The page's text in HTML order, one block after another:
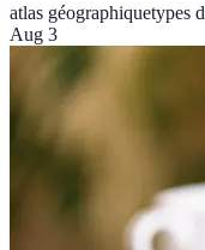
atlas géographiquetypes
Aug 3